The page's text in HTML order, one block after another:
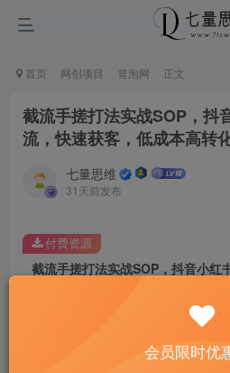
首页 网创项目 冒泡网 正文
截流手搓打法实战SOP，抖
流，快速获客，低成本高转
七量思维
31天前发布
8.8
免费
付费资源
会员限时优